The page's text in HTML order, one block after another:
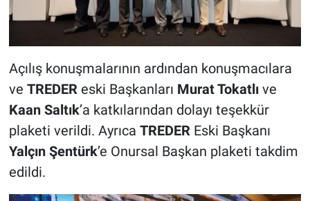
Açılış konuşmalarının ardından konuşmacılara
ve TREDER eski Başkanları Murat Tokatlıve
Kaan Saltık’a katkılarından dolayı teşekkür
plaketi verildi. Ayrıca TREDER Eski Başkanı
Yalçın Şentürk’e Onursal Başkan plaketi takdim
edildi.